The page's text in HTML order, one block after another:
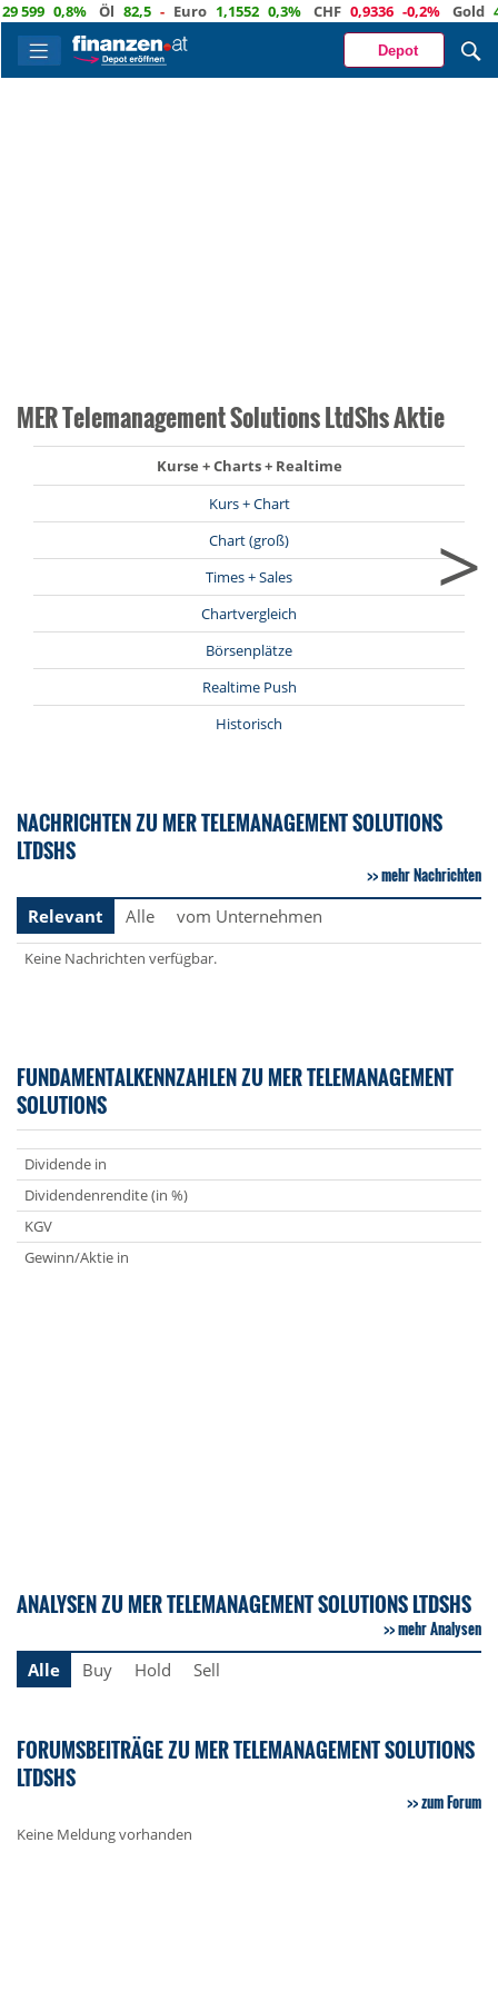
0,8% Öl 82,5 - Euro 1,1552 0,3% CHF 0,9336 -0,2% Gold 4 345
Depot
MER Telemanagement Solutions LtdShs Aktie
Kurse + Charts + Realtime
Kurs + Chart
Chart (groß)
Times + Sales
Chartvergleich
Börsenplätze
Realtime Push
Historisch
>
NACHRICHTEN ZU MER TELEMANAGEMENT SOLUTIONS
LTDSHS
mehr Nachrichten
Relevant
Alle vom Unternehmen
Keine Nachrichten verfügbar.
FUNDAMENTALKENNZAHLEN ZU MER TELEMANAGEMENT
SOLUTIONS
Dividende in
Dividendenrendite (in %)
KGV
Gewinn/Aktie in
ANALYSEN ZU MER TELEMANAGEMENT SOLUTIONS LTDSHS
mehr Analysen
Alle
Buy Hold Sell
FORUMSBEITRÄGE ZU MER TELEMANAGEMENT SOLUTIONS
LTDSHS
zum Forum
Keine Meldung vorhanden